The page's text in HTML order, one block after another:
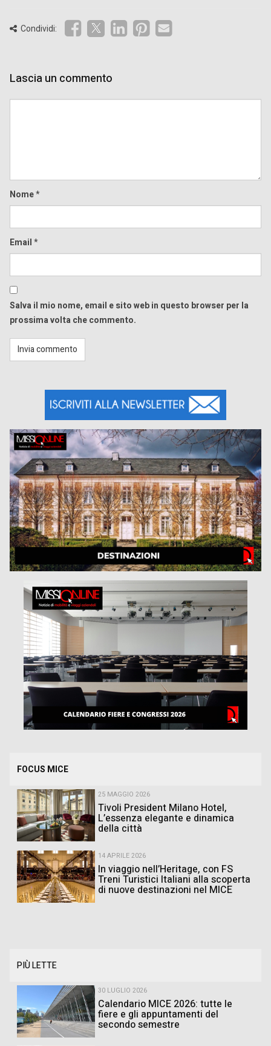
Condividi:
Lascia un commento
Nome*
Email*
Salva il mio nome, email e sito web in questo browser per la
prossima volta che commento.
FOCUS MICE
25 MAGGIO 2026
Tivoli President Milano Hotel,
L’essenza elegante e dinamica
della città
14 APRILE 2026
In viaggio nell’Heritage, con FS
Treni Turistici Italiani alla scoperta
di nuove destinazioni nel MICE
PIÙ LETTE
30 LUGLIO 2026
Calendario MICE 2026: tutte le
fiere e gli appuntamenti del
secondo semestre